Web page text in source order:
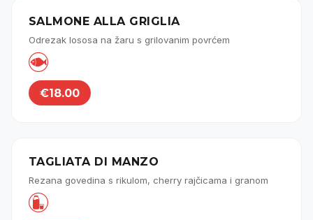
SALMONE ALLA GRIGLIA
Odrezak lososa na žaru s grilovanim povrćem

€18.00
TAGLIATA DI MANZO
Rezana govedina s rikulom, cherry rajčicama i granom
